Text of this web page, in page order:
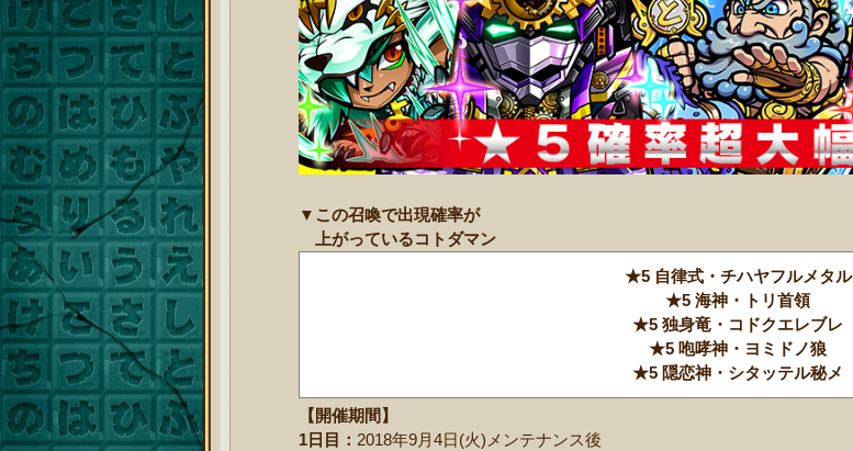
▼この召喚で出現確率が
上がっているコトダマン
★5 自律式・チハヤフルメタル
★5 海神・トリ首領
★5 独身竜・コドクエレブレ
★5 咆哮神・ヨミドノ狼
★5 隠恋神・シタッテル秘メ
【開催期間】
1日目： 2018年9月4日(火)メンテナンス後